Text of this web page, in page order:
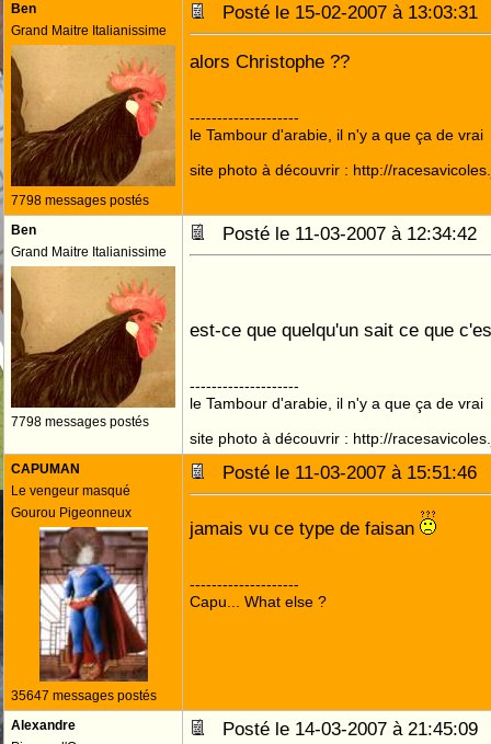
Ben
Grand Maitre Italianissime
7798 messages postés
Posté le 15-02-2007 à
alors Christophe ??
--------------------
le Tambour d'arabie, il n'y a que ça de vrai
site photo à découvrir : http://
Ben
Grand Maitre Italianissime
7798 messages postés
Posté le 11-03-2007 à
est-ce que quelqu'un sait ce que
--------------------
le Tambour d'arabie, il n'y a que ça de vrai
site photo à découvrir : http://
CAPUMAN
Le vengeur masqué
Gourou Pigeonneux
35647 messages postés
Posté le 11-03-2007 à
jamais vu ce type de faisan
--------------------
Capu... What else ?
Alexandre
Posté le 14-03-2007 à